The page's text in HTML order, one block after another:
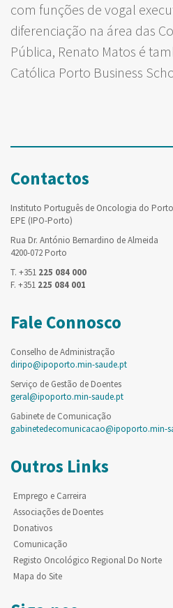
com funções de vogal
diferenciação na área das
Pública, Renato Matos é
Católica Porto Business
Contactos
Instituto Português de Oncologia do
EPE (IPO-Porto)
Rua Dr. António Bernardino de Almeida
4200-072 Porto
T. +351 225 084 000
F. +351 225 084 001
Fale Connosco
Conselho de Administração
diripo@ipoporto.min-saude.pt
Serviço de Gestão de Doentes
geral@ipoporto.min-saude.pt
Gabinete de Comunicação
gabinetedecomunicacao@ipoporto.min-
Outros Links
Emprego e Carreira
Associações de Doentes
Donativos
Comunicação
Registo Oncológico Regional Do Norte
Mapa do Site